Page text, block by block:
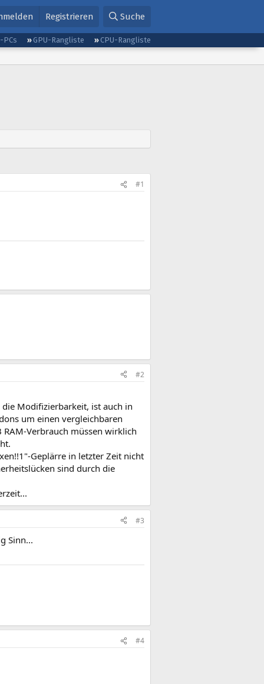
Registrieren Suche
PCs GPU-Rangliste
CPU-Rangliste
#1
#2
Modifizierbarkeit, ist auch in
um einen vergleichbaren
Verbrauch müssen wirklich
Geplärre in letzter Zeit nicht
sind durch die
#3
Sinn...
#4